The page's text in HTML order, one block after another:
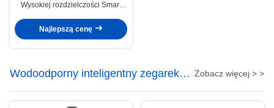
Wysokiej rozdzielczości Smart
Najlepszą cenę
Wodoodporny inteligentny zegarek
5ATM
Zobacz więcej > >